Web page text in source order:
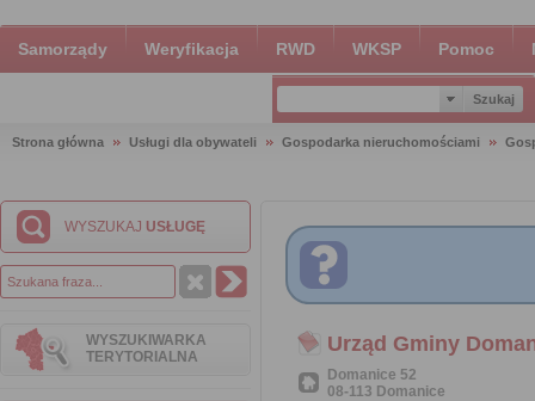
Samorządy Weryfikacja RWD WKSP Pomoc
Strona główna Usługi dla obywateli Gospodarka nieruchomościami
WYSZUKAJ USŁUGĘ
WYSZUKIWARKA
TERYTORIALNA
Urząd Gminy
Domanice 52
08-113 Domanice